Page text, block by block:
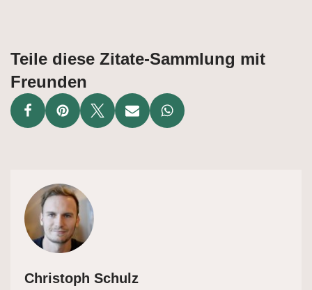
Teile diese Zitate-Sammlung mit
Freunden
Christoph Schulz